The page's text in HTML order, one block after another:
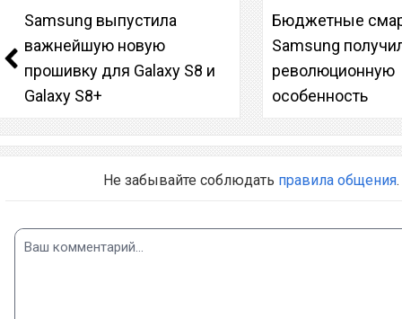
Samsung выпустила
важнейшую новую
прошивку для Galaxy S8 и
Galaxy S8+
Бюджетные
Samsung
революционную
особенность
Не забывайте соблюдать правила общения.